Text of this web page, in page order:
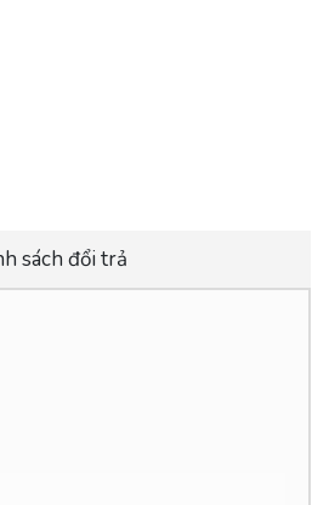
sách đổi trả